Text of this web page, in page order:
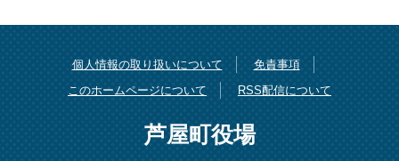
個人情報の取り扱いについて
免責事項
このホームページについて
RSS配信について
芦屋町役場